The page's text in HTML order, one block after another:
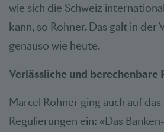
wie sich die Schweiz
kann, so Rohner. Das galt in der
genauso wie heute.
Verlässliche und berechenbare
Marcel Rohner ging auch auf das
Regulierungen ein: «Das